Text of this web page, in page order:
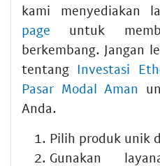
kami menyediakan
page untuk
berkembang. Jangan
tentang Investasi
Pasar Modal Aman
Anda.
Pilih produk unik
Gunakan